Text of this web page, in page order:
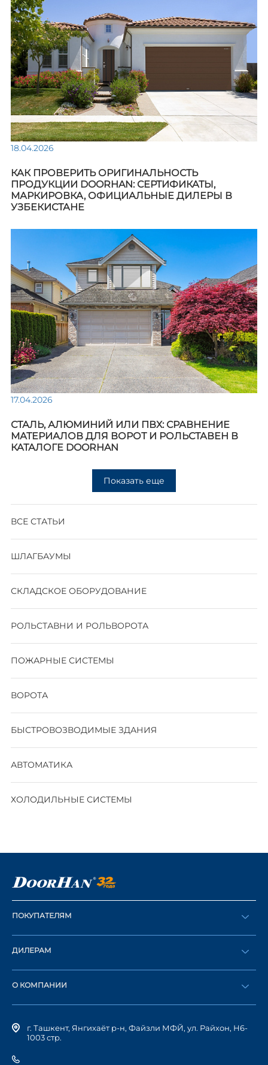
18.04.2026
КАК ПРОВЕРИТЬ ОРИГИНАЛЬНОСТЬ
ПРОДУКЦИИ DOORHAN: СЕРТИФИКАТЫ,
МАРКИРОВКА, ОФИЦИАЛЬНЫЕ ДИЛЕРЫ В
УЗБЕКИСТАНЕ
17.04.2026
СТАЛЬ, АЛЮМИНИЙ ИЛИ ПВХ: СРАВНЕНИЕ
МАТЕРИАЛОВ ДЛЯ ВОРОТ И РОЛЬСТАВЕН В
КАТАЛОГЕ DOORHAN
Показать еще
ВСЕ СТАТЬИ
ШЛАГБАУМЫ
СКЛАДСКОЕ ОБОРУДОВАНИЕ
РОЛЬСТАВНИ И РОЛЬВОРОТА
ПОЖАРНЫЕ СИСТЕМЫ
ВОРОТА
БЫСТРОВОЗВОДИМЫЕ ЗДАНИЯ
АВТОМАТИКА
ХОЛОДИЛЬНЫЕ СИСТЕМЫ
ПОКУПАТЕЛЯМ
Оформить заказ
Каталог
ДИЛЕРАМ
Стать дилером
О КОМПАНИИ
История компании
г. Ташкент, Янгихаёт р-н, Файзли МФЙ, ул. Райхон, Н6-
1003 стр.